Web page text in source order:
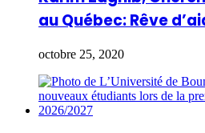
au Québec: Rêve
octobre 25, 2020